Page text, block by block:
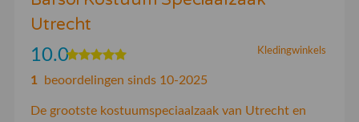
Utrecht
Kledingwinkels
10.0
1 beoordelingen sinds 10-2025
De grootste kostuumspeciaalzaak van Utrecht en